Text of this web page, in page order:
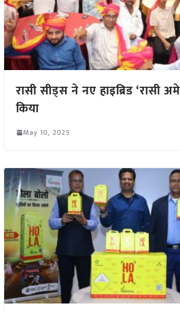
रासी सीड्स ने नए हाइब्रिड ‘रासी
किया
May 10, 2025